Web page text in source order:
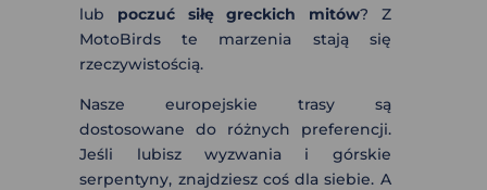
lub poczuć siłę greckich mitów? Z
MotoBirds te marzenia stają się
rzeczywistością.
Nasze europejskie trasy są
dostosowane do różnych preferencji.
Jeśli lubisz wyzwania i górskie
serpentyny, znajdziesz coś dla siebie. A